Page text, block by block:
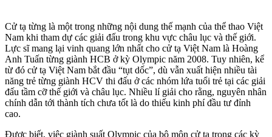
Cử tạ từng là một trong những nội dung thế mạnh của thể thao Việt
Nam khi tham dự các giải đấu trong khu vực châu lục và thế giới.
Lực sĩ mang lại vinh quang lớn nhất cho cử tạ Việt Nam là Hoàng
Anh Tuấn từng giành HCB ở kỳ Olympic năm 2008. Tuy nhiên, kể
từ đó cử tạ Việt Nam bắt đầu “tụt dốc”, dù vẫn xuất hiện nhiều tài
năng trẻ từng giành HCV thi đấu ở các nhóm lứa tuổi trẻ tại các giải
đấu tầm cỡ thế giới và châu lục. Nhiều lí giải cho rằng, nguyên nhân
chính dẫn tới thành tích chưa tốt là do thiếu kinh phí đầu tư đỉnh
cao.
Được biết, việc giành suất Olympic của bộ môn cử tạ trong các kỳ